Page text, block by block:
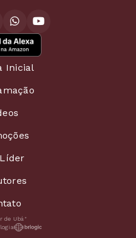
Inicial
de Ubá"